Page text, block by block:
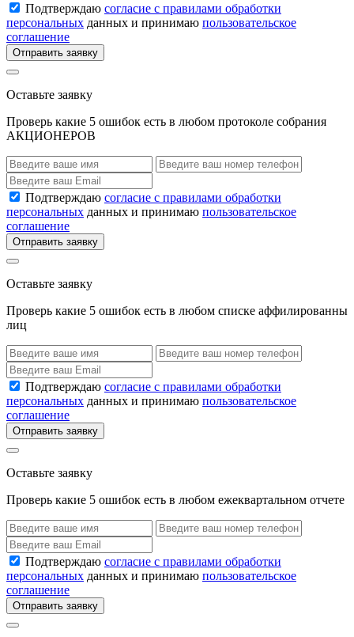
Подтверждаю согласие с правилами обработки
персональных данных и принимаю пользовательское
соглашение
Отправить заявку
Оставьте заявку
Проверь какие 5 ошибок есть в любом протоколе собрания
АКЦИОНЕРОВ
Подтверждаю согласие с правилами обработки
персональных данных и принимаю пользовательское
соглашение
Отправить заявку
Оставьте заявку
Проверь какие 5 ошибок есть в любом списке аффилированны
лиц
Подтверждаю согласие с правилами обработки
персональных данных и принимаю пользовательское
соглашение
Отправить заявку
Оставьте заявку
Проверь какие 5 ошибок есть в любом ежеквартальном отчете
Подтверждаю согласие с правилами обработки
персональных данных и принимаю пользовательское
соглашение
Отправить заявку